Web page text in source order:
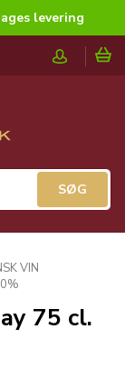
levering
VIN
75 cl.